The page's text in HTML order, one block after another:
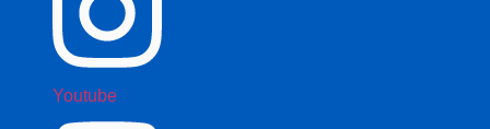
Youtube